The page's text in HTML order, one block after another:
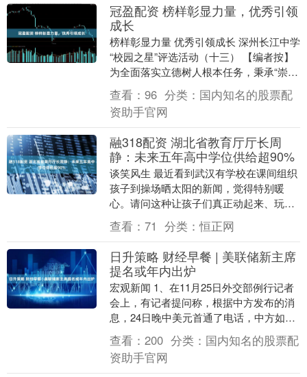
冠盈配资 榜样彰显力量，优秀引领
成长
榜样彰显力量 优秀引领成长 深州长江中学
“校园之星”评选活动（十三） 【编者按】
为全面落实立德树人根本任务，秉承“崇德
笃学，追求卓越”的校训，大力弘扬“明理
求....
查看： 96 分类： 国内知名的股票配
资助手官网
融318配资 湖北省教育厅厅长周
静：未来五年高中学位供给超90%
谈笑风生 最近看到武汉有学校在课间组织
孩子到操场晒太阳的新闻，觉得特别暖
心。请问这种让孩子们真正动起来、玩起
来的“大课间”，怎么样在全省各地的学校
都能持续开展下....
查看： 71 分类：恒正网
日升策略 财经早餐 | 美联储新主席
提名或年内出炉
宏观新闻 1、在11月25日外交部例行记者
会上，有记者提问称，根据中方发布的消
息，24日晚中美元首通了电话，中方如何
评价这次通话的成果？对此，发言人毛宁
表示，特....
查看： 200 分类： 国内知名的股票配
资助手官网